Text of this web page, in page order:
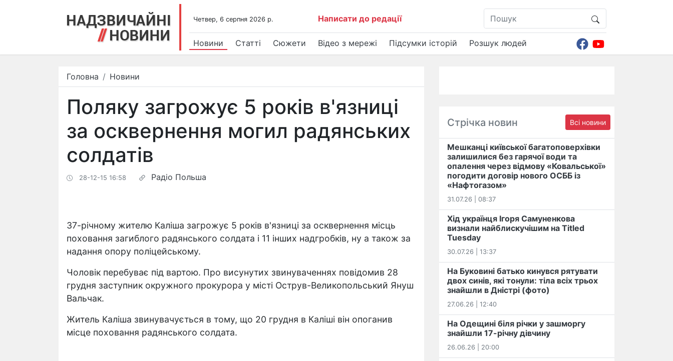
Четвер, 6 серпня 2026 р. Написати до редації
Новини Статті Сюжети Відео з мережі Підсумки історій Розшук людей
Головна Новини
Поляку загрожує 5 років в'язниці
за осквернення могил радянських
солдатів
28-12-15 16:58 Радіо Польша
37-річному жителю Каліша загрожує 5 років в'язниці за осквернення місць
поховання загиблого радянського солдата і 11 інших надгробків, ну а також за
надання опору поліцейському.
Чоловік перебуває під вартою. Про висунутих звинуваченнях повідомив 28
грудня заступник окружного прокурора у місті Острув-Великопольський Януш
Вальчак.
Житель Каліша звинувачується в тому, що 20 грудня в Каліші він опоганив
місце поховання радянського солдата.
Стрічка новин Всі новини
Мешканці київської багатоповерхівки
залишилися без гарячої води та
опалення через відмову «Ковальської»
погодити договір нового ОСББ із
«Нафтогазом»
31.07.26 | 08:37
Хід українця Ігоря Самуненкова
визнали найблискучішим на Titled
Tuesday
30.07.26 | 13:37
На Буковині батько кинувся рятувати
двох синів, які тонули: тіла всіх трьох
знайшли в Дністрі (фото)
27.06.26 | 12:40
На Одещині біля річки у зашморгу
знайшли 17-річну дівчину
26.06.26 | 20:00